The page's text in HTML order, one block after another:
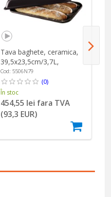
Tava baghete, ceramica,
39,5x23,5cm/3,7L,
Charcoal - Emile Henry
Cod: 5506N79
(0)
În stoc
454,55 lei fara TVA
(93,3 EUR)